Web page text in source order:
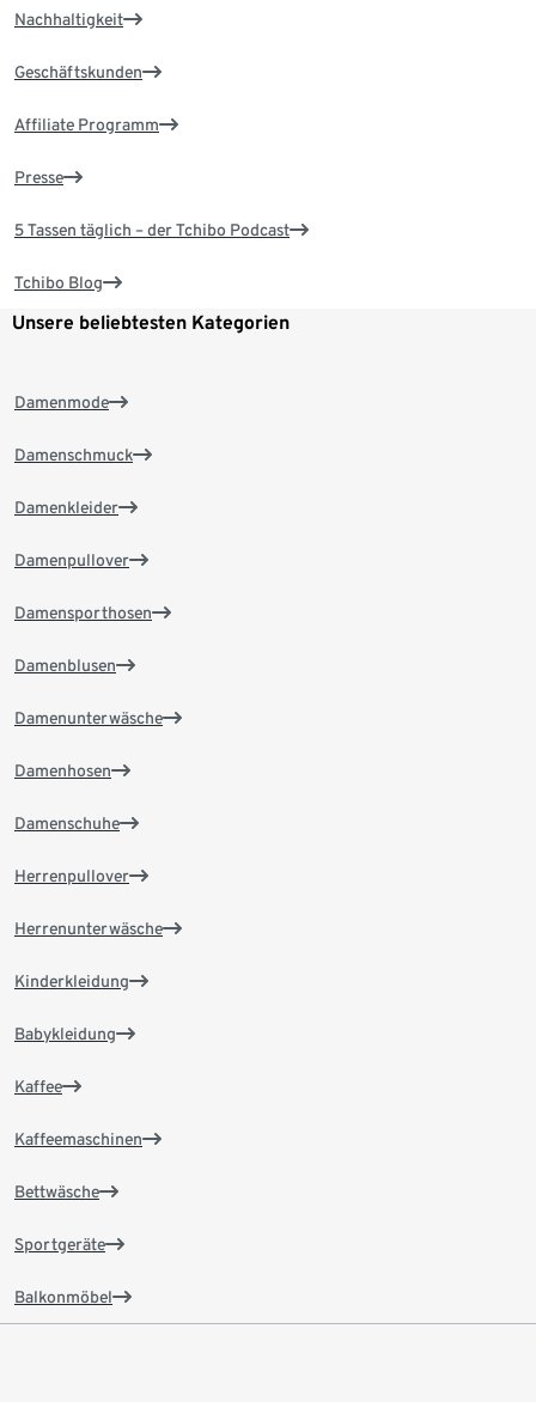
Nachhaltigkeit
Geschäftskunden
Affiliate Programm
Presse
5 Tassen täglich – der Tchibo Podcast
Tchibo Blog
Unsere beliebtesten Kategorien
Damenmode
Damenschmuck
Damenkleider
Damenpullover
Damensporthosen
Damenblusen
Damenunterwäsche
Damenhosen
Damenschuhe
Herrenpullover
Herrenunterwäsche
Kinderkleidung
Babykleidung
Kaffee
Kaffeemaschinen
Bettwäsche
Sportgeräte
Balkonmöbel